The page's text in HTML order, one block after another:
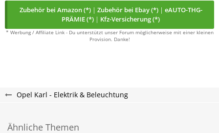
Zubehör bei Amazon (*)| Zubehör bei Ebay (*)| eAUTO-THG-
PRÄMIE (*) | Kfz-Versicherung (*)
* Werbung / Affiliate Link - Du unterstützt unser Forum möglicherweise mit einer kleinen
Provision. Danke!
Opel Karl - Elektrik & Beleuchtung
Ähnliche Themen